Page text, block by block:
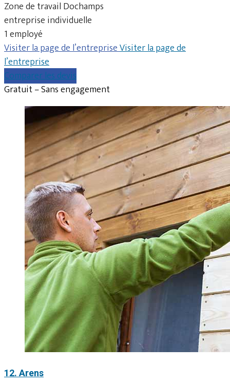
Zone de travail Dochamps
entreprise individuelle
1 employé
Visiter la page de l’entrepriseVisiter la page de
l’entreprise
Comparer les devis
Gratuit – Sans engagement
12. Arens